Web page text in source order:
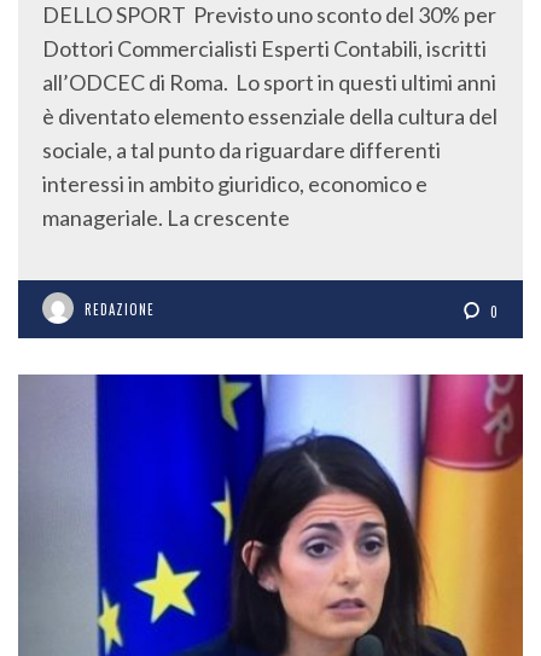
DELLO SPORT Previsto uno sconto del 30% per
Dottori Commercialisti Esperti Contabili, iscritti
all’ODCEC di Roma. Lo sport in questi ultimi anni
è diventato elemento essenziale della cultura del
sociale, a tal punto da riguardare differenti
interessi in ambito giuridico, economico e
manageriale. La crescente
REDAZIONE 0